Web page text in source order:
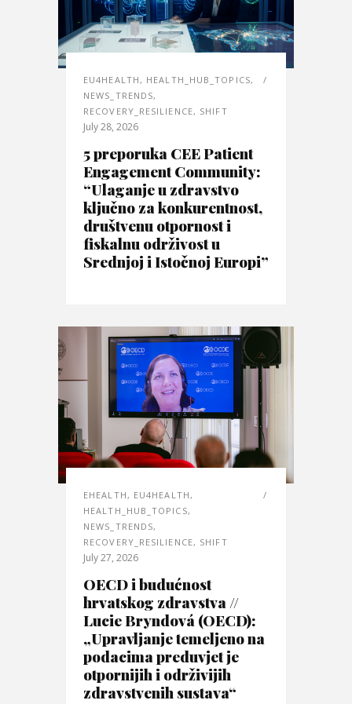
EU4HEALTH, HEALTH_HUB_TOPICS,
NEWS_TRENDS,
RECOVERY_RESILIENCE, SHIFT
July 28, 2026
5 preporuka CEE Patient
Engagement Community:
“Ulaganje u zdravstvo
ključno za konkurentnost,
društvenu otpornost i
fiskalnu održivost u
Srednjoj i Istočnoj Europi”
EHEALTH, EU4HEALTH,
HEALTH_HUB_TOPICS,
NEWS_TRENDS,
RECOVERY_RESILIENCE, SHIFT
July 27, 2026
OECD i budućnost
hrvatskog zdravstva //
Lucie Bryndová (OECD):
„Upravljanje temeljeno na
podacima preduvjet je
otpornijih i održivijih
zdravstvenih sustava“